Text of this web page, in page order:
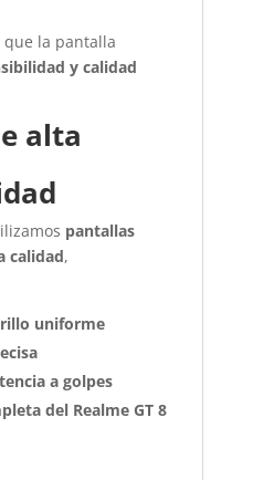
que la pantalla
y calidad
alta
pantallas
calidad,
uniforme
a golpes
del Realme GT 8